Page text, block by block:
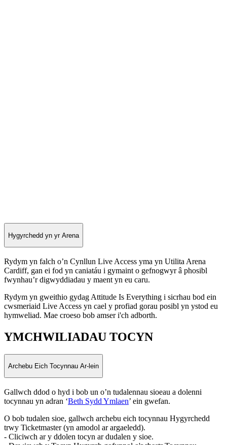
Hygyrchedd yn yr Arena
Rydym yn falch o’n Cynllun Live Access yma yn Utilita Arena
Cardiff, gan ei fod yn caniatáu i gymaint o gefnogwyr â phosibl
fwynhau’r digwyddiadau y maent yn eu caru.
Rydym yn gweithio gydag Attitude Is Everything i sicrhau bod ein
cwsmeriaid Live Access yn cael y profiad gorau posibl yn ystod eu
hymweliad. Mae croeso bob amser i'ch adborth.
YMCHWILIADAU TOCYN
Archebu Eich Tocynnau Ar-lein
Gallwch ddod o hyd i bob un o’n tudalennau sioeau a dolenni
tocynnau yn adran ‘Beth Sydd Ymlaen’ ein gwefan.
O bob tudalen sioe, gallwch archebu eich tocynnau Hygyrchedd
trwy Ticketmaster (yn amodol ar argaeledd).
- Cliciwch ar y ddolen tocyn ar dudalen y sioe.